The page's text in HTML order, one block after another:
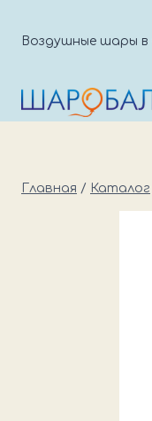
Воздушные шары
Главная / Каталог